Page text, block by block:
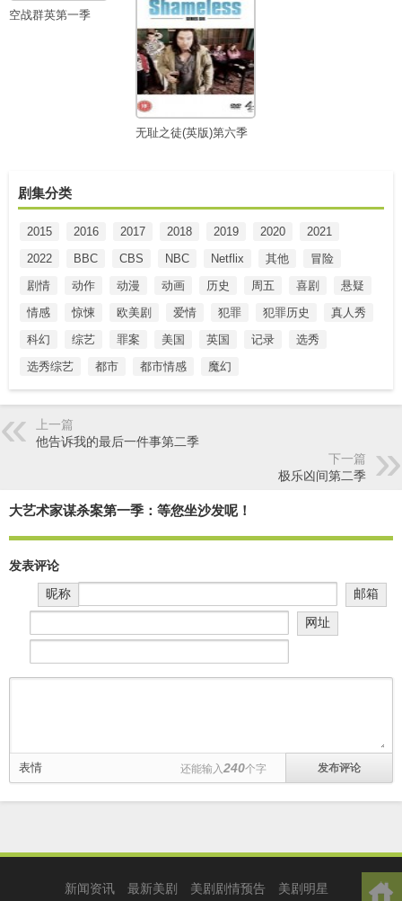
空战群英第一季
无耻之徒(英版)第六季
剧集分类
2015 2016 2017 2018 2019 2020
2021
2022
BBC CBS NBC Netflix 其他
冒险
剧情
动作 动漫 动画 历史 周五 喜剧
悬疑
情感
惊悚 欧美剧 爱情 犯罪 犯罪历史
真人秀
科幻
综艺 罪案 美国 英国 记录
选秀
选秀综艺
都市 都市情感 魔幻
上一篇
他告诉我的最后一件事第二季
下一篇
极乐凶间第二季
大艺术家谋杀案第一季：等您坐沙发呢！
发表评论
昵称
邮箱
网址
表情 还能输入240个字
新闻资讯 最新美剧 美剧剧情预告 美剧明星